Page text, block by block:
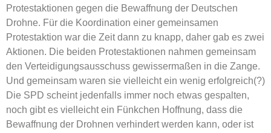
Protestaktionen gegen die Bewaffnung der Deutschen
Drohne. Für die Koordination einer gemeinsamen
Protestaktion war die Zeit dann zu knapp, daher gab es zwei
Aktionen. Die beiden Protestaktionen nahmen gemeinsam
den Verteidigungsausschuss gewissermaßen in die Zange.
Und gemeinsam waren sie vielleicht ein wenig erfolgreich(?)
Die SPD scheint jedenfalls immer noch etwas gespalten,
noch gibt es vielleicht ein Fünkchen Hoffnung, dass die
Bewaffnung der Drohnen verhindert werden kann, oder ist